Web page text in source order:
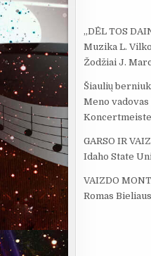
„DĖL TOS
Muzika L.
Žodžiai J.
Šiaulių
Meno
GARSO IR
Idaho State
VAIZDO
Romas